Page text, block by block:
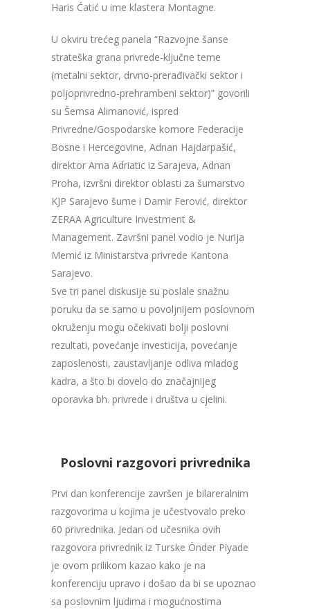
Haris Ćatić u ime klastera Montagne.
U okviru trećeg panela “Razvojne šanse
strateška grana privrede-ključne teme
(metalni sektor, drvno-prerađivački sektor i
poljoprivredno-prehrambeni sektor)” govorili
su Šemsa Alimanović, ispred
Privredne/Gospodarske komore Federacije
Bosne i Hercegovine, Adnan Hajdarpašić,
direktor Ama Adriatic iz Sarajeva, Adnan
Proha, izvršni direktor oblasti za šumarstvo
KJP Sarajevo šume i Damir Ferović, direktor
ZERAA Agriculture Investment &
Management. Završni panel vodio je Nurija
Memić iz Ministarstva privrede Kantona
Sarajevo.
Sve tri panel diskusije su poslale snažnu
poruku da se samo u povoljnijem poslovnom
okruženju mogu očekivati bolji poslovni
rezultati, povećanje investicija, povećanje
zaposlenosti, zaustavljanje odliva mladog
kadra, a što bi dovelo do značajnijeg
oporavka bh. privrede i društva u cjelini.
Poslovni razgovori privrednika
Prvi dan konferencije završen je bilareralnim
razgovorima u kojima je učestvovalo preko
60 privrednika. Jedan od učesnika ovih
razgovora privrednik iz Turske Önder Piyade
je ovom prilikom kazao kako je na
konferenciju upravo i došao da bi se upoznao
sa poslovnim ljudima i mogućnostima